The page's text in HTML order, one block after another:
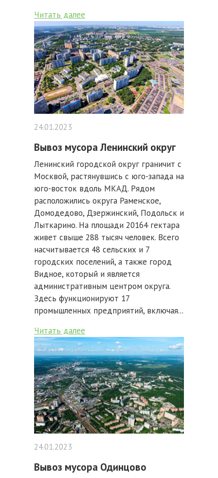
Читать далее
24.01.2023
Вывоз мусора Ленинский округ
Ленинский городской округ граничит с
Москвой, растянувшись с юго-запада на
юго-восток вдоль МКАД. Рядом
расположились округа Раменское,
Домодедово, Дзержинский, Подольск и
Лыткарино. На площади 20164 гектара
живет свыше 288 тысяч человек. Всего
насчитывается 48 сельских и 7
городских поселений, а также город
Видное, который и является
административным центром округа.
Здесь функционируют 17
промышленных предприятий, включая...
Читать далее
24.01.2023
Вывоз мусора Одинцово